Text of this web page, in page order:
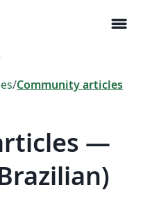
menu
/Community articles
—